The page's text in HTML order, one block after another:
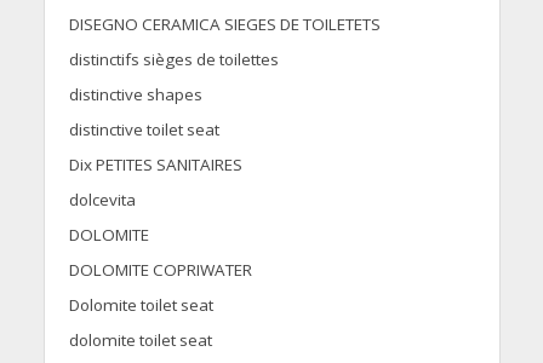
DISEGNO CERAMICA SIEGES DE TOILETETS
distinctifs sièges de toilettes
distinctive shapes
distinctive toilet seat
Dix PETITES SANITAIRES
dolcevita
DOLOMITE
DOLOMITE COPRIWATER
Dolomite toilet seat
dolomite toilet seat